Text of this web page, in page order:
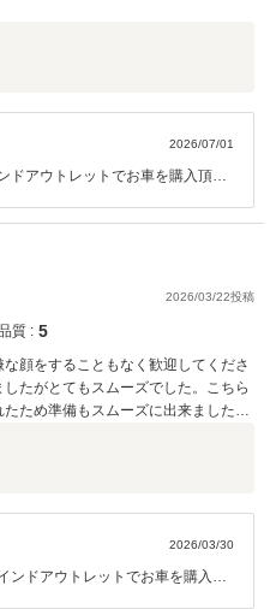
2026/07/01
アウトレットでお車を購入頂き
メンテナンスなどのお車のことで
さい。今後とも末永いお付き合
2026/03/22投稿
質 : 5
顔をすることもなく歓迎してくださ
たがとてもスムーズでした。こちら
ため準備もスムーズに出来ました。
です。
2026/03/30
ドアウトレットでお車を購入頂